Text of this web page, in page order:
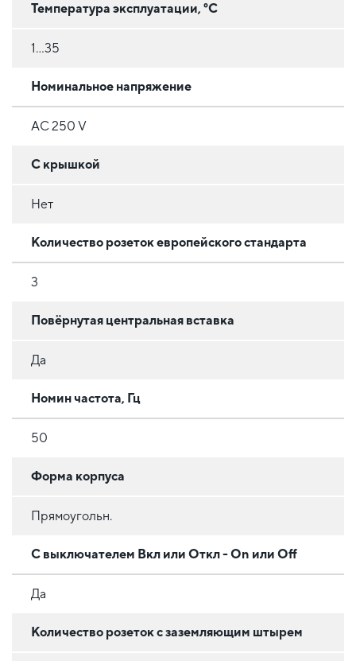
Температура эксплуатации, °C
1...35
Номинальное напряжение
AC 250 V
С крышкой
Нет
Количество розеток европейского стандарта
3
Повёрнутая центральная вставка
Да
Номин частота, Гц
50
Форма корпуса
Прямоугольн.
С выключателем Вкл или Откл - On или Off
Да
Количество розеток с заземляющим штырем